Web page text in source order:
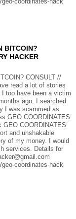
BITCOIN?
HACKER
CONSULT //
read a lot of stories
too have been a victim
ago, I searched
I was scammed as
GEO COORDINATES
COORDINATES
and unshakable
of my money. I would
services. Details for
coordinates-hack